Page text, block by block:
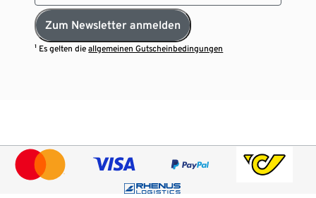
Zum Newsletter anmelden
¹ Es gelten dieallgemeinen Gutscheinbedingungen